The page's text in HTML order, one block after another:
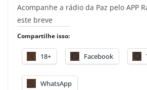
Acompanhe a rádio da Paz pelo APP
este breve
Compartilhe isso:
18+ Facebook
WhatsApp